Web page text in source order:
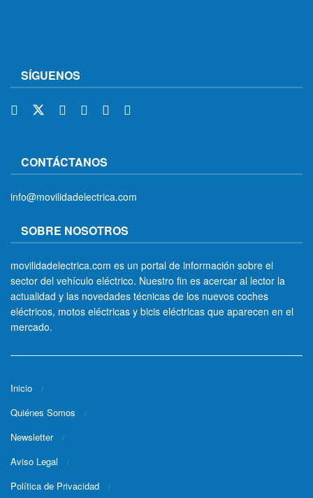
SÍGUENOS
CONTÁCTANOS
info@movilidadelectrica.com
SOBRE NOSOTROS
movilidadelectrica.com es un portal de información sobre el
sector del vehículo eléctrico. Nuestro fin es acercar al lector la
actualidad y las novedades técnicas de los nuevos coches
eléctricos, motos eléctricas y bicis eléctricas que aparecen en el
mercado.
Inicio
Quiénes Somos
Newsletter
Aviso Legal
Política de Privacidad